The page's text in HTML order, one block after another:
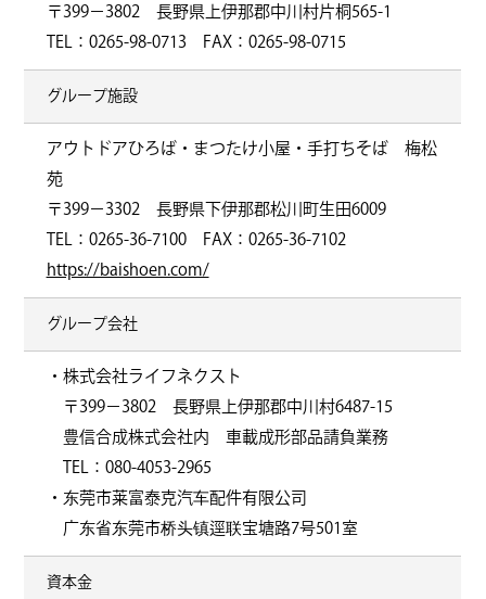
〒399−3802 長野県上伊那郡中川村片桐565-1
TEL：0265-98-0713 FAX：0265-98-0715
グループ施設
アウトドアひろば・まつたけ小屋・手打ちそば 梅松
苑
〒399−3302 長野県下伊那郡松川町生田6009
TEL：0265-36-7100 FAX：0265-36-7102
https://baishoen.com/
グループ会社
・株式会社ライフネクスト
〒399−3802 長野県上伊那郡中川村6487-15
豊信合成株式会社内 車載成形部品請負業務
TEL：080-4053-2965
・东莞市莱富泰克汽车配件有限公司
广东省东莞市桥头镇逕联宝塘路7号501室
資本金